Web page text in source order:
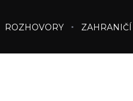
ROZHOVORY ZAHRANIČÍ